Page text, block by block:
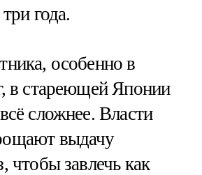
года.
особенно в
в стареющей Японии
сложнее. Власти
выдачу
чтобы завлечь как